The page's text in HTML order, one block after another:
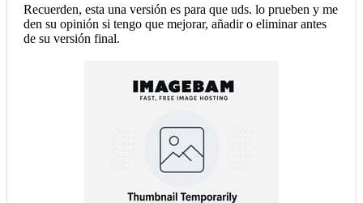
Recuerden, esta una versión es para que uds. lo prueben y me
den su opinión si tengo que mejorar, añadir o eliminar antes
de su versión final.